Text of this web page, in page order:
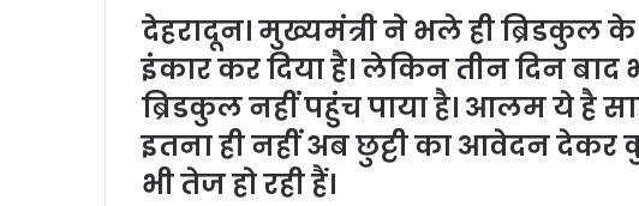
देहरादून। मुख्यमंत्री ने भले ही ब्रिडकुल
इंकार कर दिया है। लेकिन तीन दिन
ब्रिडकुल नहीं पहुंच पाया है। आलम ये है
इतना ही नहीं अब छुट्टी का आवेदन देकर
भी तेज हो रही हैं।